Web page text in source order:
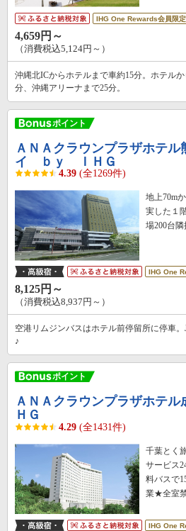
IHG One Rewards会員限定
4,659円～
（消費税込5,124円～）
沖縄北ICからホテルまで車約15分。ホテル
分、沖縄アリーナまで25分。
ＡＮＡクラウンプラザホテル
イ ｂｙ ＩＨＧ
4.39 (全1269件)
地上70m
実した１
場200台隣
IHG One
8,125円～
（消費税込8,937円～）
空港リムジンバスはホテル前停留所に停車
♪
ＡＮＡクラウンプラザホテ
ＨＧ
4.29 (全1431件)
千葉とく
サービス
料バスで
業★全室
IHG One